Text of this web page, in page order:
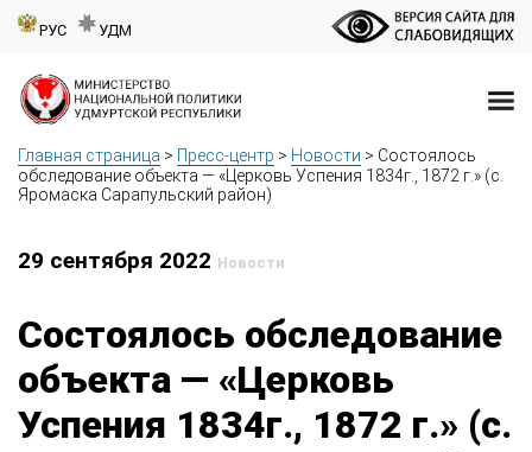
РУС УДМ
Главная страница > Пресс-центр > Новости > Состоялось
обследование объекта — «Церковь Успения 1834г., 1872 г.» (с.
Яромаска Сарапульский район)
29 сентября 2022 Новости
Состоялось обследование
объекта — «Церковь
Успения 1834г., 1872 г.» (с.